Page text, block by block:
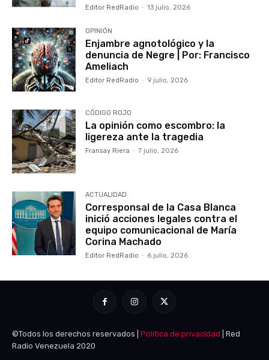
Editor RedRadio - 13 julio, 2026
OPINIÓN
Enjambre agnotológico y la
denuncia de Negre | Por: Francisco
Ameliach
Editor RedRadio - 9 julio, 2026
CÓDIGO ROJO
La opinión como escombro: la
ligereza ante la tragedia
Fransay Riera - 7 julio, 2026
ACTUALIDAD
Corresponsal de la Casa Blanca
inició acciones legales contra el
equipo comunicacional de María
Corina Machado
Editor RedRadio - 6 julio, 2026
©Todos los derechos reservados | Política de privacidad | Red
Radio Venezuela 2020